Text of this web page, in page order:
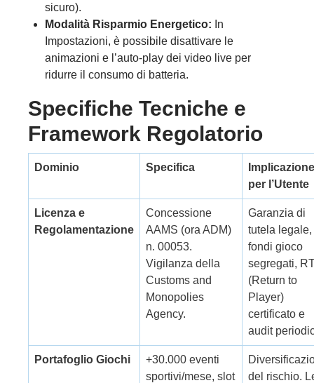
sicuro).
Modalità Risparmio Energetico: In
Impostazioni, è possibile disattivare le
animazioni e l’auto-play dei video live per
ridurre il consumo di batteria.
Specifiche Tecniche e
Framework Regolatorio
Dominio Specifica
Implicazione
per l’Utente
Licenza e
Regolamentazione
Concessione
AAMS (ora ADM)
n. 00053.
Vigilanza della
Customs and
Monopolies
Agency.
Garanzia di
tutela legale,
fondi gioco
segregati,
(Return to
Player)
certificato e
audit
Portafoglio Giochi
+30.000 eventi
sportivi/mese, slot
del rischio.